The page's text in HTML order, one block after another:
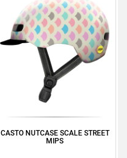
CASTO NUTCASE SCALE STREET
MIPS